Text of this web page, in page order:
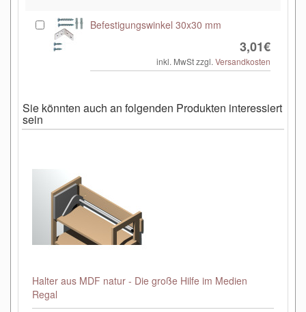
Befestigungswinkel 30x30 mm
3,01€
inkl. MwSt zzgl.Versandkosten
Sie könnten auch an folgenden Produkten interessiert
sein
Halter aus MDF natur - Die große Hilfe im Medien
Regal